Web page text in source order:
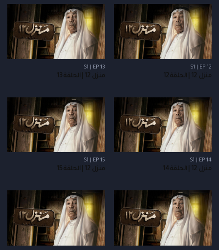
S1 | EP 12
منزل 12 | الحلقة 12
S1 | EP 13
منزل 12 | الحلقة 13
S1 | EP 14
منزل 12 | الحلقة 14
S1 | EP 15
منزل 12 | الحلقة 15